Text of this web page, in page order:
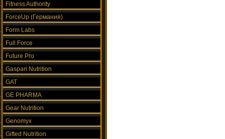
Fitness Authority
ForceUp (Германия)
Form Labs
Full Force
Future Pro
Gaspari Nutrition
GAT
GE PHARMA
Gear Nutrition
Genomyx
Gifted Nutrition